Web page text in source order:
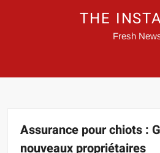
THE
Fresh
Assurance pour chiots :
nouveaux propriétaires